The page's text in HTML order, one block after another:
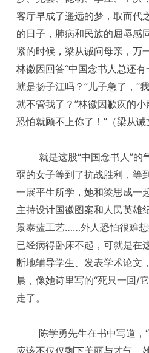
客厅早成了遥远的梦，取而代
的日子，肺病和民族的屈辱感
紧的时候，梁从诫问母亲，万
林徽因回答“中国念书人总还
就是扬子江吗？”儿子急了，“
就不管我了？”林徽因歉疚的小
恐怕就顾不上你了！”（梁从诫
就是这股“中国念书人”的
弱的女子等到了抗战胜利，等
一展平生所学，她和梁思成一
主持设计国徽图案和人民英雄
景泰蓝工艺……外人恐怕很难
已经病得卧床不起，可就是在
断地辅导学生、发表学术论文
晨，像她诗里写的“死只一回/
走了。
陈学勇先生在书中写道，“
应该不仅仅剩下美丽与才气，